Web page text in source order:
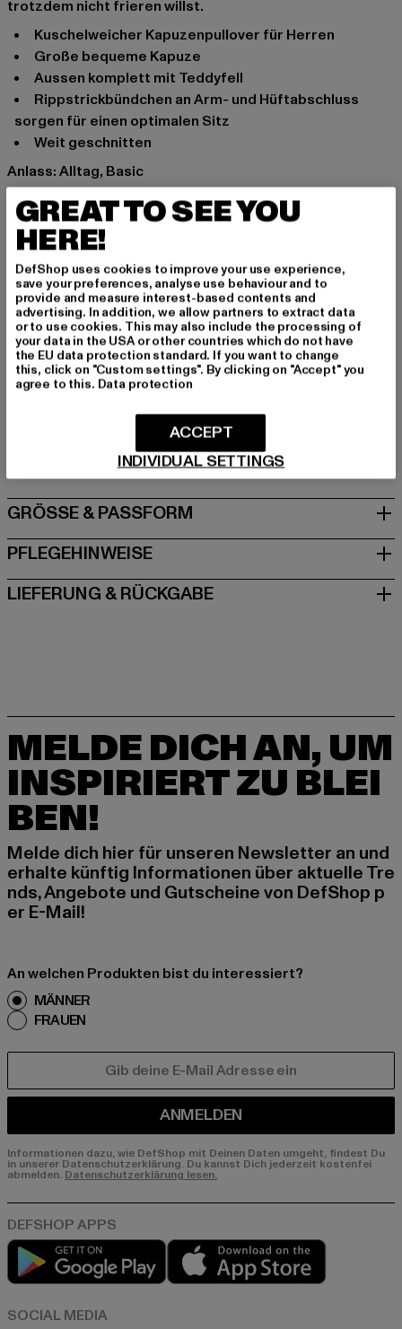
trotzdem nicht frieren willst.
kuschelweicher Kapuzenpullover für Herren
große bequeme Kapuze
aussen komplett mit Teddyfell
Rippstrickbündchen an Arm- und Hüftabschluss
sorgen für einen optimalen Sitz
weit geschnitten
Anlass: Alltag, Basic
Ausschnitt: Kapuze
Ärmelart: Langarm
Schnitt: Normal
Marke: Urban Classics
Kat.: Hoodies
Farbe: beige
Hersteller Farbe: darksand
Materialzusammensetzung: 100% Polyester
Art.Nr: TB2404-00806
Dr.-Robert-Murjahn-Straße 7 | 64372 Ober-Ramstadt |
GRÖSSE & PASSFORM
PFLEGEHINWEISE
LIEFERUNG & RÜCKGABE
MELDE DICH AN, UM
INSPIRIERT ZU BLEI
BEN!
Melde dich hier für unseren Newsletter an und
erhalte künftig Informationen über aktuelle Tre
nds, Angebote und Gutscheine von DefShop p
er E-Mail!
An welchen Produkten bist du interessiert?
MÄNNER
FRAUEN
ANMELDEN
Informationen dazu, wie DefShop mit Deinen Daten umgeht, findest Du
in unserer Datenschutzerklärung. Du kannst Dich jederzeit kostenfei
abmelden. Datenschutzerklärung lesen.
Play market
GREAT TO SEE YOU
HERE!
DefShop uses cookies to improve your use experience,
save your preferences, analyse use behaviour and to
provide and measure interest-based contents and
advertising. In addition, we allow partners to extract data
or to use cookies. This may also include the processing of
your data in the USA or other countries which do not have
the EU data protection standard. If you want to change
this, click on "Custom settings". By clicking on "Accept" you
agree to this. Data protection
INDIVIDUAL SETTINGS
ACCEPT